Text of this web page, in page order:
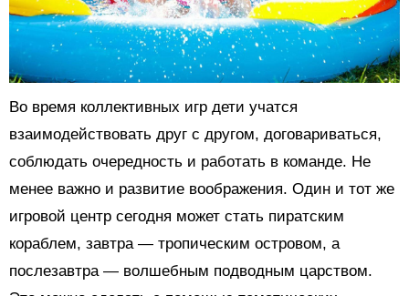
Во время коллективных игр дети учатся
взаимодействовать друг с другом, договариваться,
соблюдать очередность и работать в команде. Не
менее важно и развитие воображения. Один и тот же
игровой центр сегодня может стать пиратским
кораблем, завтра — тропическим островом, а
послезавтра — волшебным подводным царством.